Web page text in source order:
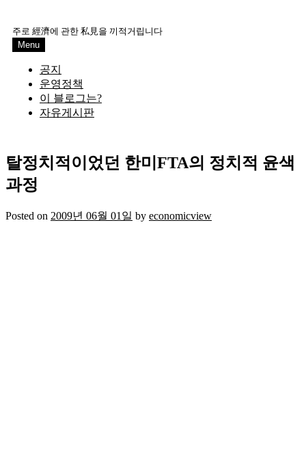
content
주로 經濟에 관한 私見을 끼적거립니다
Menu
공지
운영정책
이 블로그는?
자유게시판
탈정치적이었던 한미FTA의 정치적 윤색
과정
Posted on 2009년 06월 01일 by economicview